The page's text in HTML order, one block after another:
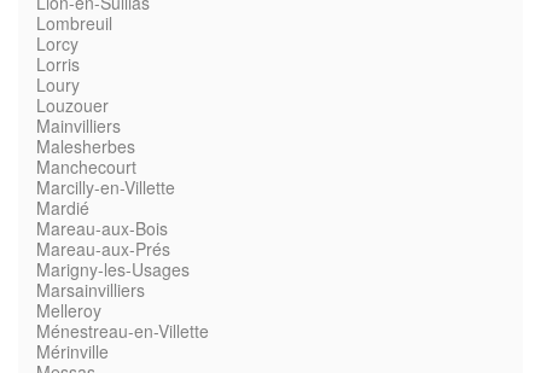
Lombreuil
Lorcy
Lorris
Loury
Louzouer
Mainvilliers
Malesherbes
Manchecourt
Marcilly-en-Villette
Mardié
Mareau-aux-Bois
Mareau-aux-Prés
Marigny-les-Usages
Marsainvilliers
Melleroy
Ménestreau-en-Villette
Mérinville